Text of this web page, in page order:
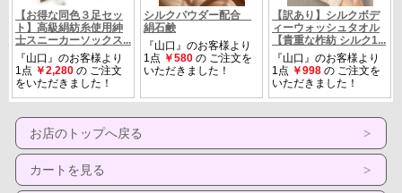
お店のトップへ戻る
カートを見る